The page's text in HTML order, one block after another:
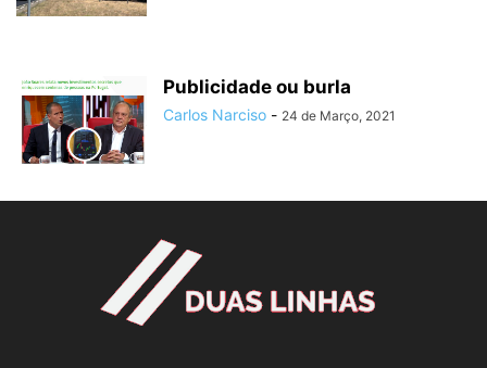
Publicidade ou burla
Carlos Narciso - 24 de Março, 2021